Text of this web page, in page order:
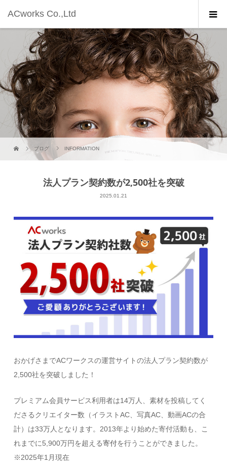
ACworks Co.,Ltd
ブログ INFORMATION
法人プラン契約数が2,500社を突破
2025.01.21
おかげさまでACワークスの運営サイトの法人プラン契約数が
2,500社を突破しました！
プレミアム会員サービス利用者は14万人、素材を投稿してく
ださるクリエイター数（イラストAC、写真AC、動画ACの合
計）は33万人となります。2013年より始めた寄付活動も、こ
れまでに5,900万円を超える寄付を行うことができました。
※2025年1月現在